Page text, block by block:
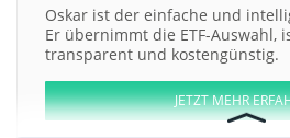
Oskar ist der einfache und
Er übernimmt die ETF-Auswahl,
transparent und kostengünstig.
JETZT MEHR